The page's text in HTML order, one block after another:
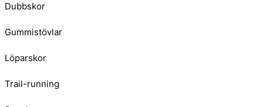
Dubbskor
Gummistövlar
Löparskor
Trail-running